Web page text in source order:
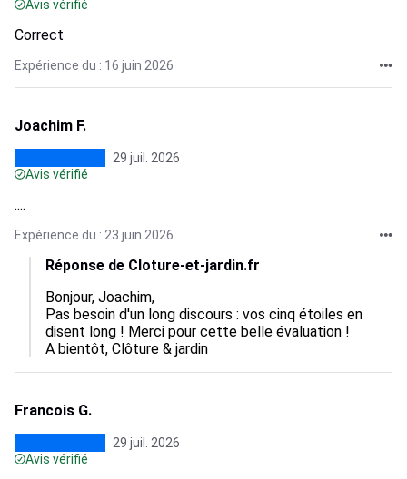
Avis vérifié
Correct
Expérience du : 16 juin 2026
Joachim F.
29 juil. 2026
Avis vérifié
....
Expérience du : 23 juin 2026
Réponse de Cloture-et-jardin.fr
Bonjour, Joachim,
Pas besoin d'un long discours : vos cinq étoiles en
disent long ! Merci pour cette belle évaluation !
A bientôt, Clôture & jardin
Francois G.
29 juil. 2026
Avis vérifié